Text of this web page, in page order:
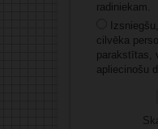
radiniekam.
cilvēka
parakstītas,
apliecinošu